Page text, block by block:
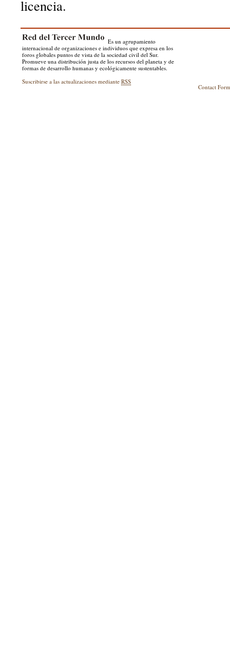
licencia.
Es un agrupamiento
internacional de organizaciones e individuos que expresa en los
foros globales puntos de vista de la sociedad civil del Sur.
Promueve una distribución justa de los recursos del planeta y de
formas de desarrollo humanas y ecológicamente sustentables.
Suscribirse a las actualizaciones medianteRSS
Contact Form